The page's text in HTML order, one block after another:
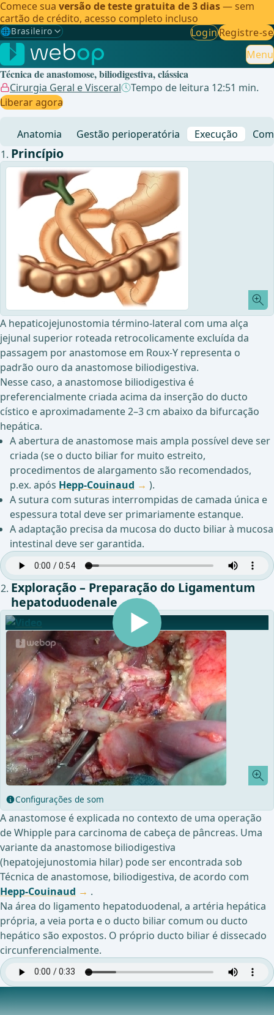
Comece sua versão de teste gratuita de 3 dias— sem
cartão de crédito, acesso completo incluso
🌐Brasileiro
Gewählte Sprache: Brasileiro
🇩🇪 Alemão
🇬🇧Inglês
🇪🇸Espanhol
🇧🇷Brasileiro ✓
LoginRegistre-se
Menu
Técnica de anastomose, biliodigestiva, clássica
Cirurgia Geral e Visceral
Tempo de leitura 12:51 min.
Liberar agora
Anatomia Gestão perioperatória Execução
Princípio
A hepaticojejunostomia término-lateral com uma alça
jejunal superior roteada retrocolicamente excluída da
passagem por anastomose em Roux-Y representa o
padrão ouro da anastomose biliodigestiva.
Nesse caso, a anastomose biliodigestiva é
preferencialmente criada acima da inserção do ducto
cístico e aproximadamente 2–3 cm abaixo da bifurcação
hepática.
A abertura de anastomose mais ampla possível deve ser
criada (se o ducto biliar for muito estreito,
procedimentos de alargamento são recomendados,
p.ex. após Hepp-Couinaud
).
A sutura com suturas interrompidas de camada única e
espessura total deve ser primariamente estanque.
A adaptação precisa da mucosa do ducto biliar à mucosa
intestinal deve ser garantida.
Exploração – Preparação do Ligamentum
hepatoduodenale
Configurações de som
A anastomose é explicada no contexto de uma operação
de Whipple para carcinoma de cabeça de pâncreas. Uma
variante da anastomose biliodigestiva
(hepatojejunostomia hilar) pode ser encontrada sob
Técnica de anastomose, biliodigestiva, de acordo com
Hepp-Couinaud
.
Na área do ligamento hepatoduodenal, a artéria hepática
própria, a veia porta e o ducto biliar comum ou ducto
hepático são expostos. O próprio ducto biliar é dissecado
circunferencialmente.
Preparação do Ducto Biliar Comum / Ducto Hepático